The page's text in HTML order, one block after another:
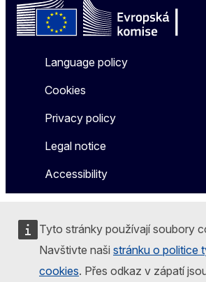
Tyto stránky používají soubory
Navštivte naši stránku o politice
cookies. Přes odkaz v zápatí
Language policy
Cookies
Privacy policy
Legal notice
Accessibility